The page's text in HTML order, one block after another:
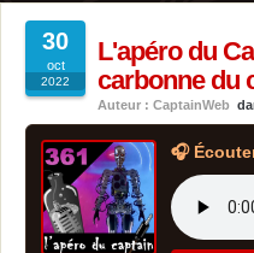
30
oct
2022
L'apéro du
carbonne du
Auteur : CaptainWeb
🎧